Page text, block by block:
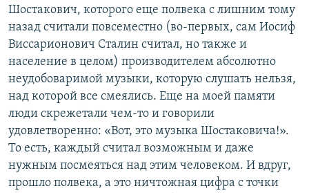
Шостакович, которого еще полвека с лишним тому
назад считали повсеместно (во-первых, сам Иосиф
Виссарионович Сталин считал, но также и
население в целом) производителем абсолютно
неудобоваримой музыки, которую слушать нельзя,
над которой все смеялись. Еще на моей памяти
люди скрежетали чем-то и говорили
удовлетворенно: «Вот, это музыка Шостаковича!».
То есть, каждый считал возможным и даже
нужным посмеяться над этим человеком. И вдруг,
прошло полвека, а это ничтожная цифра с точки